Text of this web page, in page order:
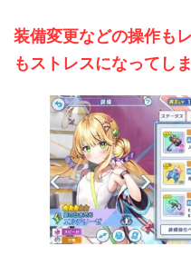
装備変更などの操作も
もストレスになってし